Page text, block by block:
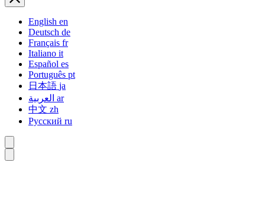
English en
Deutsch de
Français fr
Italiano it
Español es
Português pt
日本語 ja
ar
中文 zh
Русский ru